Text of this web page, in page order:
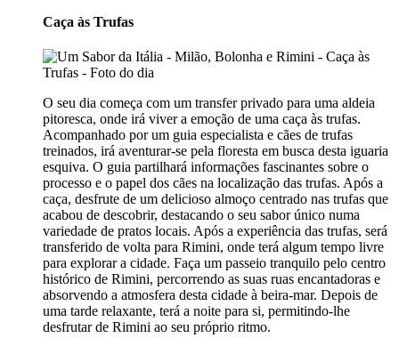
Caça às Trufas
O seu dia começa com um transfer privado para uma aldeia
pitoresca, onde irá viver a emoção de uma caça às trufas.
Acompanhado por um guia especialista e cães de trufas
treinados, irá aventurar-se pela floresta em busca desta iguaria
esquiva. O guia partilhará informações fascinantes sobre o
processo e o papel dos cães na localização das trufas. Após a
caça, desfrute de um delicioso almoço centrado nas trufas que
acabou de descobrir, destacando o seu sabor único numa
variedade de pratos locais. Após a experiência das trufas, será
transferido de volta para Rimini, onde terá algum tempo livre
para explorar a cidade. Faça um passeio tranquilo pelo centro
histórico de Rimini, percorrendo as suas ruas encantadoras e
absorvendo a atmosfera desta cidade à beira-mar. Depois de
uma tarde relaxante, terá a noite para si, permitindo-lhe
desfrutar de Rimini ao seu próprio ritmo.